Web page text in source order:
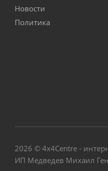
Новости
Политика
2026 © 4х4Centre -
ИП Медведев Михаил